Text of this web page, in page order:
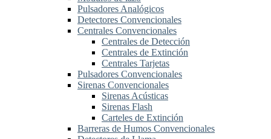
Pulsadores Analógicos
Detectores Convencionales
Centrales Convencionales
Centrales de Detección
Centrales de Extinción
Centrales Tarjetas
Pulsadores Convencionales
Sirenas Convencionales
Sirenas Acústicas
Sirenas Flash
Carteles de Extinción
Barreras de Humos Convencionales